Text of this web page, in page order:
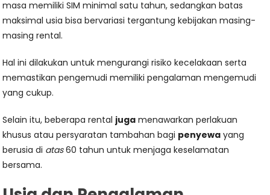
masa memiliki SIM minimal satu tahun, sedangkan batas
maksimal usia bisa bervariasi tergantung kebijakan masing-
masing rental.
Hal ini dilakukan untuk mengurangi risiko kecelakaan serta
memastikan pengemudi memiliki pengalaman mengemudi
yang cukup.
Selain itu, beberapa rental juga menawarkan perlakuan
khusus atau persyaratan tambahan bagi penyewa yang
berusia di atas60 tahun untuk menjaga keselamatan
bersama.